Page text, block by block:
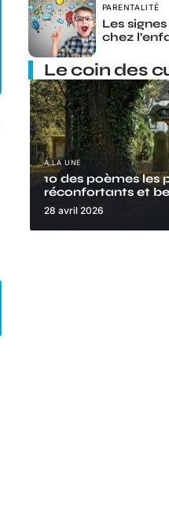
PARENTALITÉ
Les
chez
Le coin des
À LA UNE
10 des poèmes les
réconfortants et
28 avril 2026